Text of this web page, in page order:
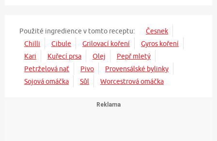
Použité ingredience v tomto receptu:
Česnek
Chilli
Cibule Grilovací koření
Gyros koření
Kari
Kuřecí prsa Olej
Pepř mletý
Petrželová nať
Pivo
Provensálské bylinky
Sojová omáčka
Sůl Worcestrová omáčka